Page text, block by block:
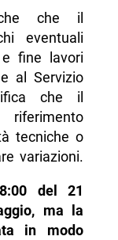
che il
eventuali
fine lavori
al Servizio
che il
tecniche o
variazioni.
del 21
ma la
in modo